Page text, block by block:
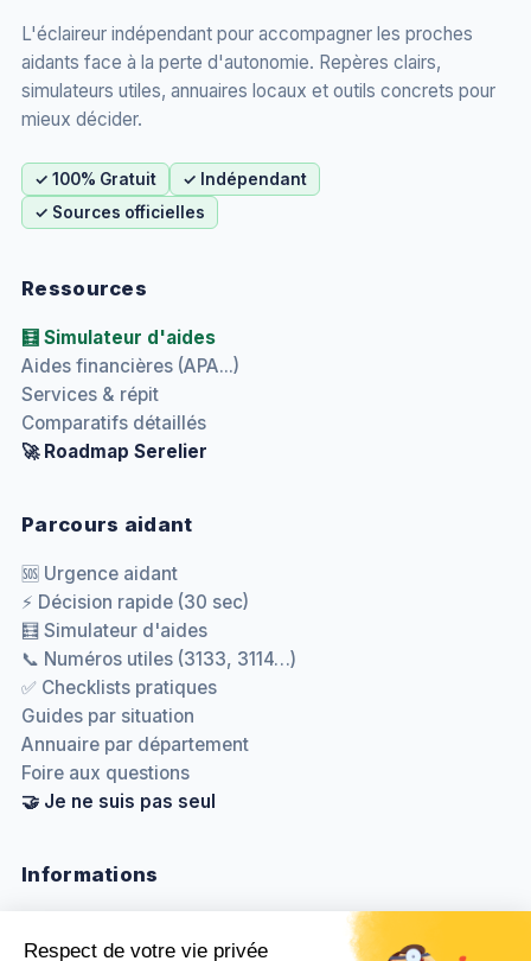
L'éclaireur indépendant pour accompagner les proches
aidants face à la perte d'autonomie. Repères clairs,
simulateurs utiles, annuaires locaux et outils concrets pour
mieux décider.
✓ 100% Gratuit
✓ Indépendant
✓ Sources officielles
Ressources
🧮 Simulateur d'aides
Aides financières (APA...)
Services & répit
Comparatifs détaillés
🚀 Roadmap Serelier
Parcours aidant
🆘 Urgence aidant
⚡ Décision rapide (30 sec)
🧮 Simulateur d'aides
📞 Numéros utiles (3133, 3114…)
✅ Checklists pratiques
Guides par situation
Annuaire par département
Foire aux questions
🤝 Je ne suis pas seul
Informations
Méthodologie & sources